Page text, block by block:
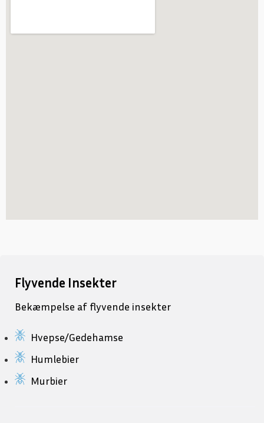
Flyvende Insekter
Bekæmpelse af flyvende insekter
Hvepse/Gedehamse
Humlebier
Murbier